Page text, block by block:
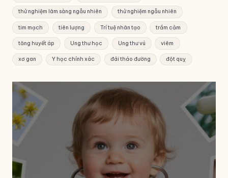
thử nghiệm lâm sàng ngẫu nhiên thử nghiệm ngẫu nhiên
tim mạch tiên lượng Trí tuệ nhân tạo trầm cảm
tăng huyết áp Ung thư học Ung thư vú viêm
xơ gan Y học chính xác đái tháo đường đột quỵ